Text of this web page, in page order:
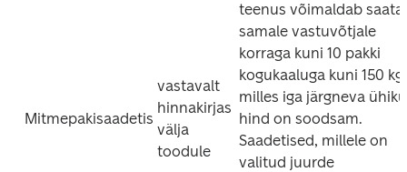
Mitmepakisaadetis
vastavalt
hinnakirjas
välja
toodule
teenus võimaldab saata
samale vastuvõtjale
korraga kuni 10 pakki
kogukaaluga kuni 150 kg,
milles iga järgneva ühiku
hind on soodsam.
Saadetised, millele on
valitud juurde